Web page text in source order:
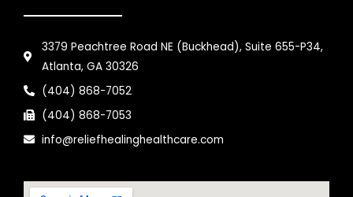
3379 Peachtree Road NE (Buckhead), Suite 655-P34,
Atlanta, GA 30326
(404) 868-7052
(404) 868-7053
info@reliefhealinghealthcare.com